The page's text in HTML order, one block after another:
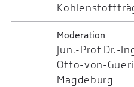
Moderation
Jun.-Prof Dr.-
Otto-von-
Magdeburg